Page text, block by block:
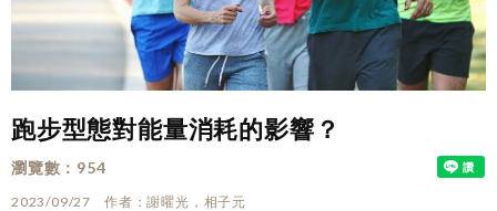
跑步型態對能量消耗的影響？
瀏覽數 954
2023/09/27 作者 謝曜光，相子元